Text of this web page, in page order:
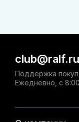
club@ralf.ru
Поддержка
Ежедневно, с